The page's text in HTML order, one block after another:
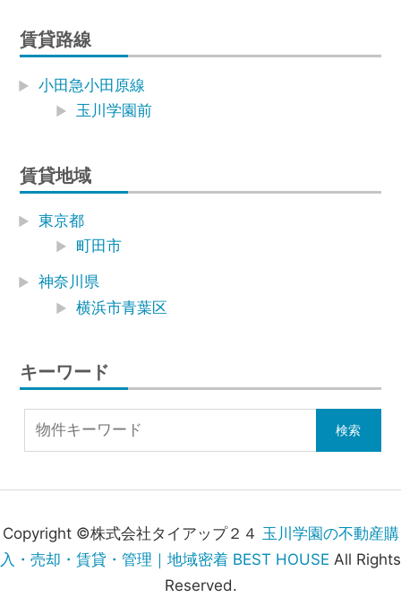
賃貸路線
小田急小田原線
玉川学園前
賃貸地域
東京都
町田市
神奈川県
横浜市青葉区
キーワード
Copyright ©株式会社タイアップ２４ 玉川学園の不動産購
入・売却・賃貸・管理｜地域密着 BEST HOUSE All Rights
Reserved.